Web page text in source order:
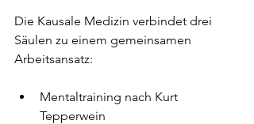
Die Kausale Medizin verbindet drei
Säulen zu einem gemeinsamen
Arbeitsansatz:
Mentaltraining nach Kurt
Tepperwein